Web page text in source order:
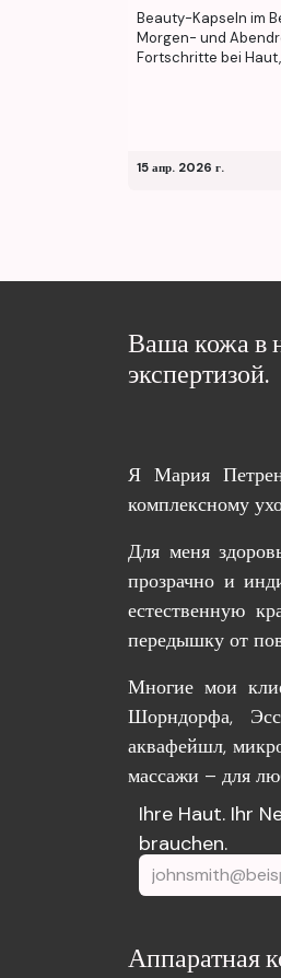
Beauty-Kapseln im
Morgen- und
Fortschritte bei
15 апр. 2026 г.
Ваша кожа в
экспертизой.
Я Мария
комплексному
Для меня
прозрачно и
естественную
передышку от
Многие мои
Шорндорфа,
аквафейшл,
массажи – для
Ihre Haut. Ihr
brauchen.
Аппаратная